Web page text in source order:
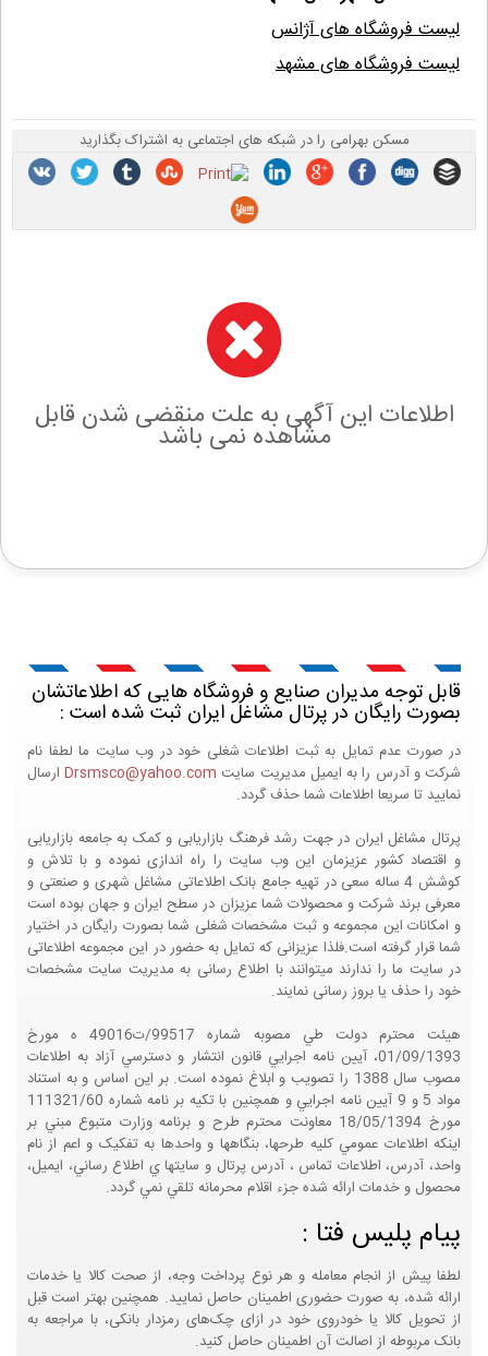
لیست فروشگاه های آژانس
لیست فروشگاه های مشهد
مسکن بهرامی را در شبکه های اجتماعی به اشتراک بگذارید
اطلاعات این آگهی به علت منقضی شدن قابل
مشاهده نمی باشد
قابل توجه مدیران صنایع و فروشگاه هایی که اطلاعاتشان
بصورت رایگان در پرتال مشاغل ایران ثبت شده است :
در صورت عدم تمایل به ثبت اطلاعات شغلی خود در وب سایت ما لطفا نام
شرکت و آدرس را به ایمیل مدیریت سایت Drsmsco@yahoo.comارسال
نمایید تا سریعا اطلاعات شما حذف گردد.
پرتال مشاغل ایران در جهت رشد فرهنگ بازاریابی و کمک به جامعه بازاریابی
و اقتصاد کشور عزیزمان این وب سایت را راه اندازی نموده و با تلاش و
کوشش 4 ساله سعی در تهیه جامع بانک اطلاعاتی مشاغل شهری و صنعتی و
معرفی برند شرکت و محصولات شما عزیزان در سطح ایران و جهان بوده است
و امکانات این مجموعه و ثبت مشخصات شغلی شما بصورت رایگان در اختیار
شما قرار گرفته است.فلذا عزیزانی که تمایل به حضور در این مجموعه اطلاعاتی
در سایت ما را ندارند میتوانند با اطلاع رسانی به مدیریت سایت مشخصات
خود را حذف یا بروز رسانی نمایند.
هيئت محترم دولت طي مصوبه شماره 99517/ت49016 ه مورخ
01/09/1393، آيين نامه اجرايي قانون انتشار و دسترسي آزاد به اطلاعات
مصوب سال 1388 را تصويب و ابلاغ نموده است. بر اين اساس و به استناد
مواد 5 و 9 آيين نامه اجرايي و همچنين با تکيه بر نامه شماره 111321/60
مورخ 18/05/1394 معاونت محترم طرح و برنامه وزارت متبوع مبني بر
اينکه اطلاعات عمومي کليه طرحها، بنگاهها و واحدها به تفکيک و اعم از نام
واحد، آدرس، اطلاعات تماس ، آدرس پرتال و سايتها ي اطلاع رساني، ايميل،
محصول و خدمات ارائه شده جزء اقلام محرمانه تلقي نمي گردد.
پیام پلیس فتا :
لطفا پیش از انجام معامله و هر نوع پرداخت وجه، از صحت کالا یا خدمات
ارائه شده، به صورت حضوری اطمینان حاصل نمایید. همچنین بهتر است قبل
از تحویل کالا یا خودروی خود در ازای چک‌های رمزدار بانکی، با مراجعه به
بانک مربوطه از اصالت آن اطمینان حاصل کنید.